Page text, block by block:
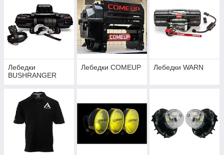
Лебедки
BUSHRANGER
Лебедки COMEUP Лебедки WARN